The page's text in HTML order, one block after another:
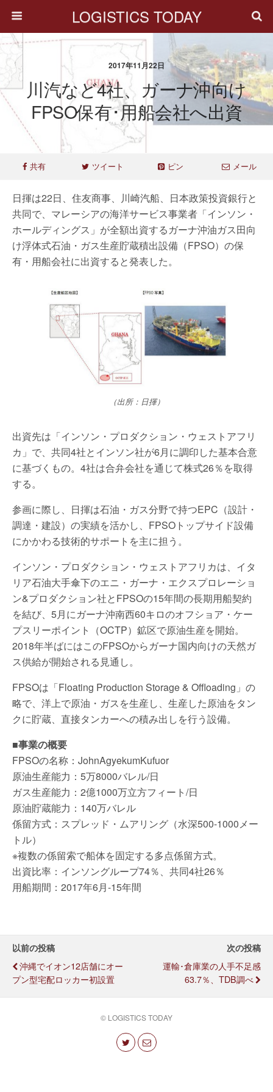
LOGISTICS TODAY
2017年11月22日
川汽など4社、ガーナ沖向け
FPSO保有･用船会社へ出資
共有 ツイート ピン メール
日揮は22日、住友商事、川崎汽船、日本政策投資銀行と
共同で、マレーシアの海洋サービス事業者「インソン・
ホールディングス」が全額出資するガーナ沖油ガス田向
け浮体式石油・ガス生産貯蔵積出設備（FPSO）の保
有・用船会社に出資すると発表した。
（出所：日揮）
出資先は「インソン・プロダクション・ウェストアフリ
カ」で、共同4社とインソン社が6月に調印した基本合意
に基づくもの。4社は合弁会社を通じて株式26％を取得
する。
参画に際し、日揮は石油・ガス分野で持つEPC（設計・
調達・建設）の実績を活かし、FPSOトップサイド設備
にかかわる技術的サポートを主に担う。
インソン・プロダクション・ウェストアフリカは、イタ
リア石油大手傘下のエニ・ガーナ・エクスプロレーショ
ン&プロダクション社とFPSOの15年間の長期用船契約
を結び、5月にガーナ沖南西60キロのオフショア・ケー
プスリーポイント（OCTP）鉱区で原油生産を開始。
2018年半ばにはこのFPSOからガーナ国内向けの天然ガ
ス供給が開始される見通し。
FPSOは「Floating Production Storage & Offloading」の
略で、洋上で原油・ガスを生産し、生産した原油をタン
クに貯蔵、直接タンカーへの積み出しを行う設備。
■事業の概要
FPSOの名称：JohnAgyekumKufuor
原油生産能力：5万8000バレル/日
ガス生産能力：2億1000万立方フィート/日
原油貯蔵能力：140万バレル
係留方式：スプレッド・ムアリング（水深500-1000メー
トル）
※複数の係留索で船体を固定する多点係留方式。
出資比率：インソングループ74％、共同4社26％
用船期間：2017年6月-15年間
以前の投稿
沖縄でイオン12店舗にオー
プン型宅配ロッカー初設置
次の投稿
運輸･倉庫業の人手不足感
63.7％、TDB調べ
© LOGISTICS TODAY